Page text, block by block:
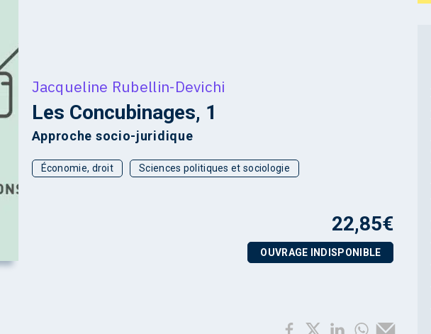
Jacqueline Rubellin-Devichi
Les Concubinages, 1
Approche socio-juridique
Économie, droit Sciences politiques et sociologie
22,85€
OUVRAGE INDISPONIBLE